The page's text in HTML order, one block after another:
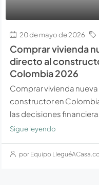
20 de mayo de 2026
Comprar vivienda
directo al
Colombia 2026
Comprar vivienda
constructor en
las decisiones
Sigue leyendo
por Equipo